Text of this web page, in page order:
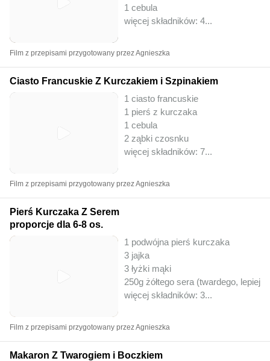
1 cebula
więcej składników: 4...
Film z przepisami przygotowany przez Agnieszka
Ciasto Francuskie Z Kurczakiem i Szpinakiem
1 ciasto francuskie
1 pierś z kurczaka
1 cebula
2 ząbki czosnku
więcej składników: 7...
Film z przepisami przygotowany przez Agnieszka
Pierś Kurczaka Z Serem
proporcje dla 6-8 os.
1 podwójna pierś kurczaka
3 jajka
3 łyżki mąki
250g żółtego sera (twardego, lepiej
więcej składników: 3...
Film z przepisami przygotowany przez Agnieszka
Makaron Z Twarogiem i Boczkiem